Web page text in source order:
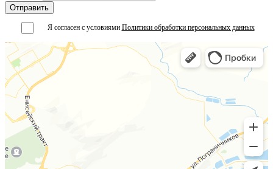
Я согласен с условиями Политики обработки персональных данных